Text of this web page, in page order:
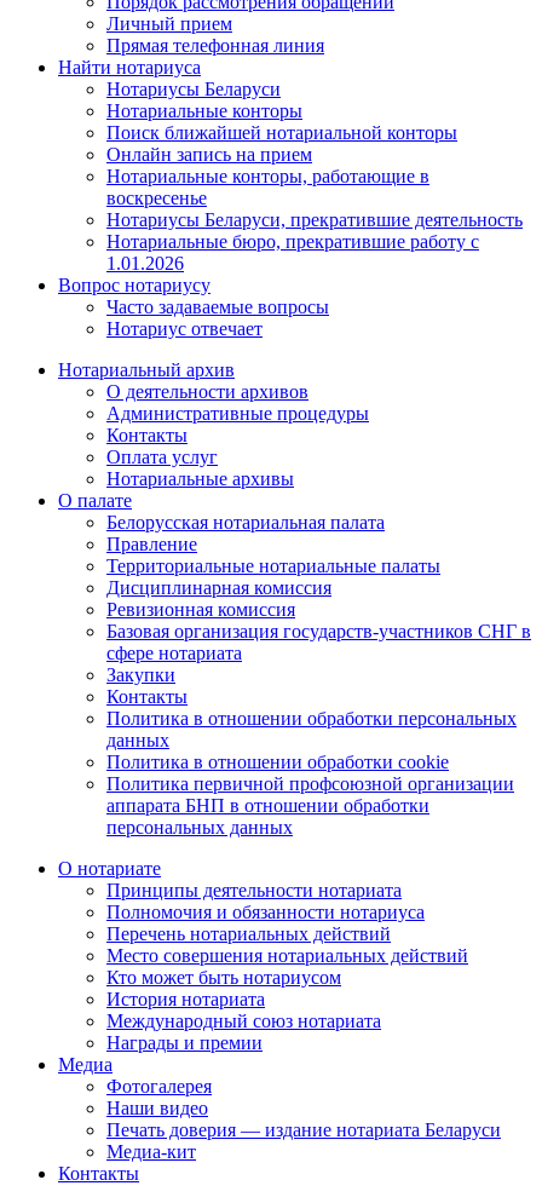
Личный прием
Прямая телефонная линия
Найти нотариуса
Нотариусы Беларуси
Нотариальные конторы
Поиск ближайшей нотариальной конторы
Онлайн запись на прием
Нотариальные конторы, работающие в
воскресенье
Нотариусы Беларуси, прекратившие деятельность
Нотариальные бюро, прекратившие работу с
1.01.2026
Вопрос нотариусу
Часто задаваемые вопросы
Нотариус отвечает
Нотариальный архив
О деятельности архивов
Административные процедуры
Контакты
Оплата услуг
Нотариальные архивы
О палате
Белорусская нотариальная палата
Правление
Территориальные нотариальные палаты
Дисциплинарная комиссия
Ревизионная комиссия
Базовая организация государств-участников СНГ в
сфере нотариата
Закупки
Контакты
Политика в отношении обработки персональных
данных
Политика в отношении обработки cookie
Политика первичной профсоюзной организации
аппарата БНП в отношении обработки
персональных данных
О нотариате
Принципы деятельности нотариата
Полномочия и обязанности нотариуса
Перечень нотариальных действий
Место совершения нотариальных действий
Кто может быть нотариусом
История нотариата
Международный союз нотариата
Награды и премии
Медиа
Фотогалерея
Наши видео
Печать доверия — издание нотариата Беларуси
Медиа-кит
Контакты